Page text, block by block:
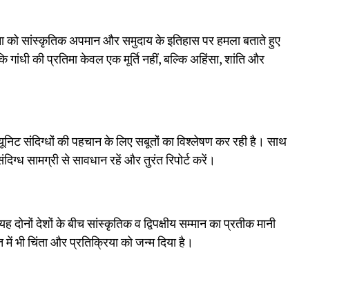
सांस्कृतिक अपमान और समुदाय के इतिहास पर हमला बताते हुए
की प्रतिमा केवल एक मूर्ति नहीं, बल्कि अहिंसा, शांति और
संदिग्धों की पहचान के लिए सबूतों का विश्लेषण कर रही है। साथ
सामग्री से सावधान रहें और तुरंत रिपोर्ट करें।
देशों के बीच सांस्कृतिक व द्विपक्षीय सम्मान का प्रतीक मानी
भी चिंता और प्रतिक्रिया को जन्म दिया है।